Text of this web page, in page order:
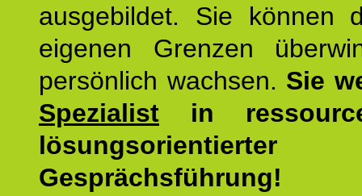
ausgebildet. Sie können
eigenen Grenzen
persönlich wachsen. Sie
Spezialist in
lösungsorientierter
Gesprächsführung!